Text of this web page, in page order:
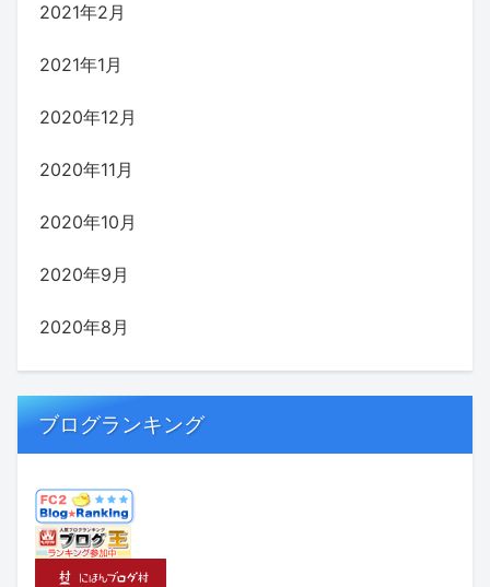
2021年2月
2021年1月
2020年12月
2020年11月
2020年10月
2020年9月
2020年8月
ブログランキング